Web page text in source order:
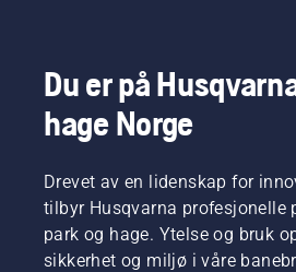
Du er på
hage Norge
Drevet av en lidenskap for
tilbyr Husqvarna profesjonelle
park og hage. Ytelse og bruk
sikkerhet og miljø i våre